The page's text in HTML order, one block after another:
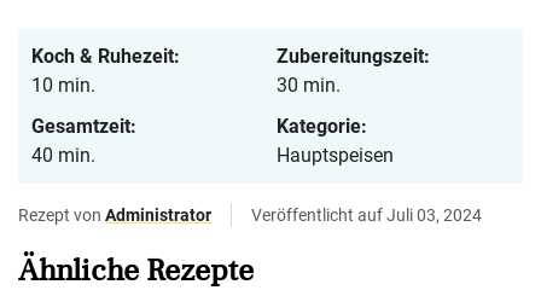
Koch & Ruhezeit:
10 min.
Zubereitungszeit:
30 min.
Gesamtzeit:
40 min.
Kategorie:
Hauptspeisen
Rezept von Administrator Veröffentlicht auf Juli 03, 2024
Ähnliche Rezepte